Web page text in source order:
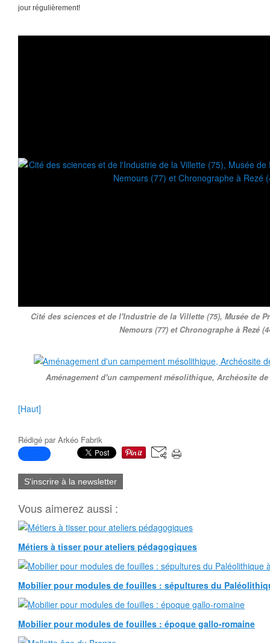
jour régulièrement!
Cité des sciences et de l'Industrie de la Villette (75), Musée de
Nemours (77) et Chronographe à Rezé
Aménagement d'un campement mésolithique, Archéosite de
[Haut]
Rédigé parArkéo Fabrik
S'inscrire à la newsletter
Vous aimerez aussi :
Métiers à tisser pour ateliers pédagogiques
Mobilier pour modules de fouilles : sépultures du
Mobilier pour modules de fouilles : époque gallo-romaine